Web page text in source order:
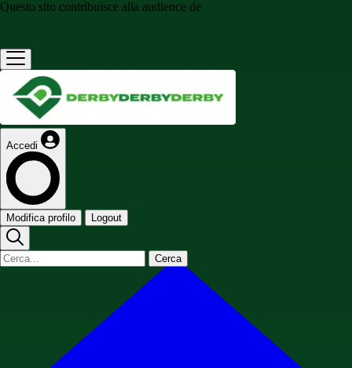
Questo sito contribuisce alla audience de
Accedi
Modifica profilo Logout
Cerca